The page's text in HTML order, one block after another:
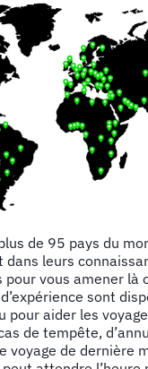
de 95 pays du
dans leurs
vous amener là
sont
pour aider les
de tempête,
voyage de dernière